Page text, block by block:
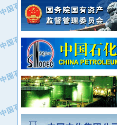
·中石化西南石油局井下工程处
·大庆油田石油专用设备有限公司
·江苏丹化集团有限责任公司
·中核苏阀科技实业股份有限公司
·山特电子（深圳）有限公司
·常州市中兴石油化工助剂有限公司
·姜堰市三联助剂有限公司
·四川中光高技术研究所有限责任公司
·江苏天安防雷工程有限责任公司
·山东东营胜利工业园区
·中国石化茂名石化分公司
·中国石油大港油田分公司
·中油油气勘探软件国家工程研究中心
·西安长庆钻宇集团咸阳石化有限公司
·新疆新冠控制系统工程有限公司
·新疆安维消防设施器材有限公司
·华北石油津工机械制造有限公司
·中国石化茂名石化分公司